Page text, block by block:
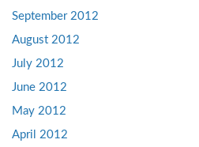
September 2012
August 2012
July 2012
June 2012
May 2012
April 2012